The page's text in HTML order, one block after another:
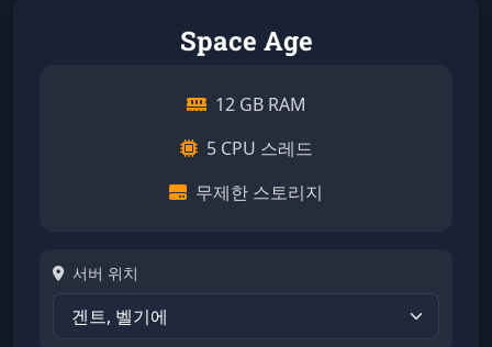
Space Age
12 GB RAM
5 CPU 스레드
무제한 스토리지
서버 위치